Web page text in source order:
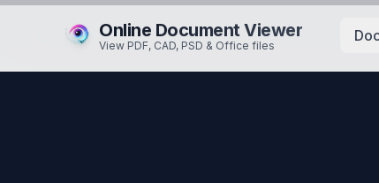
Online Document Viewer
View PDF, CAD, PSD & Office files